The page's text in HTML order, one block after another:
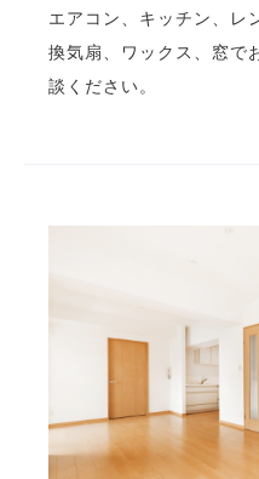
エアコン、キッチン、レ
換気扇、ワックス、窓で
談ください。